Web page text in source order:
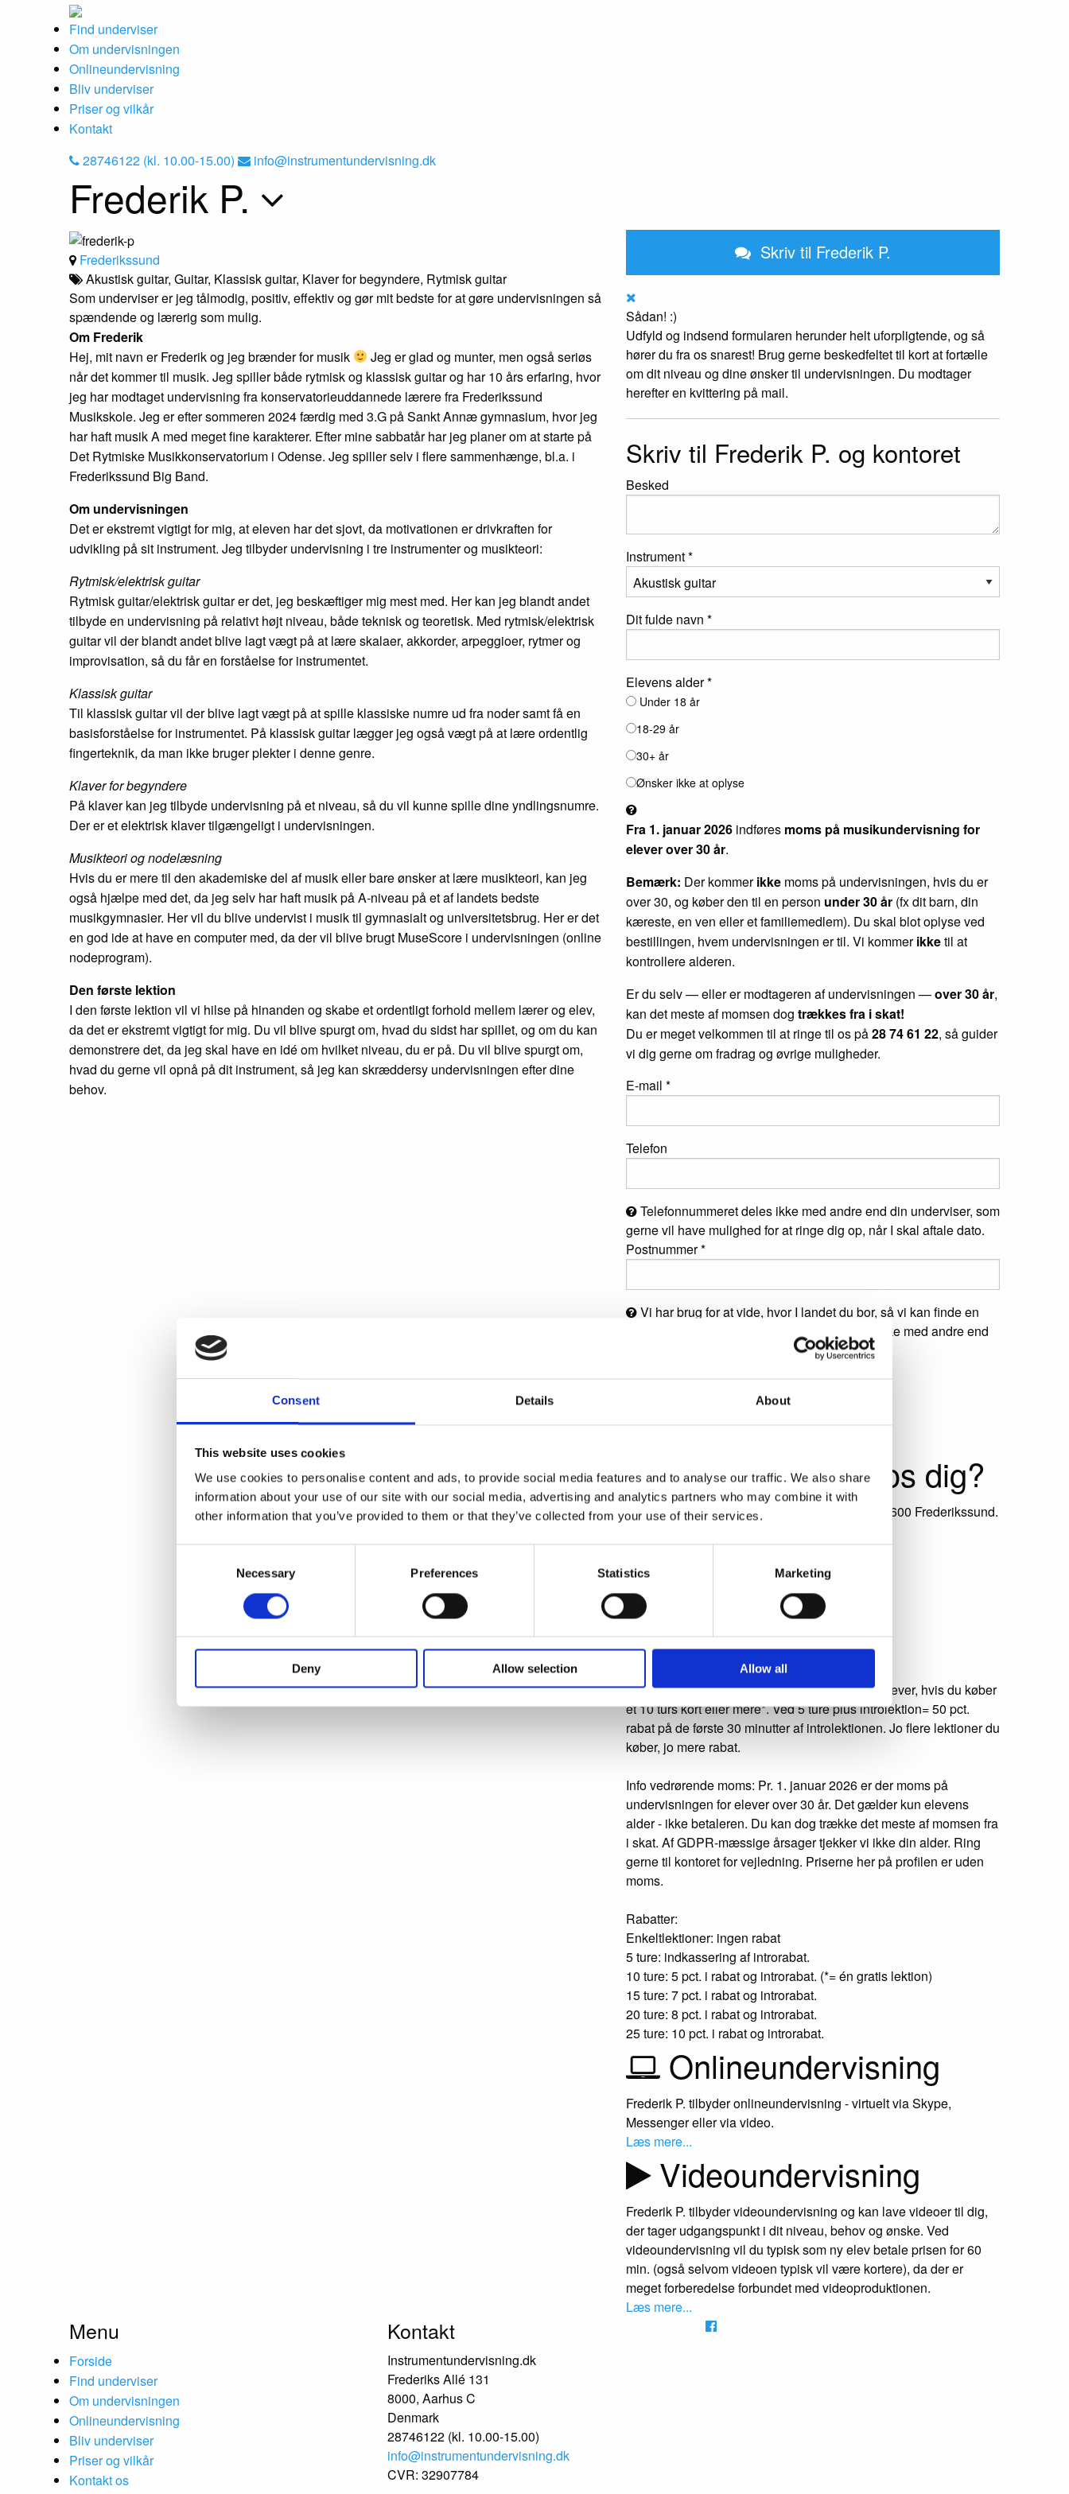
Consent Details About
This website uses cookies
We use cookies to personalise content and ads, to provide social media features and to analyse our traffic. We also share
information about your use of our site with our social media, advertising and analytics partners who may combine it with
other information that you’ve provided to them or that they’ve collected from your use of their services.
Necessary Preferences Statistics Marketing
Deny Allow selection Allow all
Find underviser
Om undervisningen
Onlineundervisning
Bliv underviser
Priser og vilkår
Kontakt
28746122 (kl. 10.00-15.00)
info@instrumentundervisning.dk
Frederik P.
Frederikssund
Akustisk guitar, Guitar, Klassisk guitar, Klaver for begyndere, Rytmisk guitar
Som underviser er jeg tålmodig, positiv, effektiv og gør mit bedste for at gøre undervisningen så
spændende og lærerig som mulig.
Om Frederik
Hej, mit navn er Frederik og jeg brænder for musik
Jeg er glad og munter, men også seriøs
når det kommer til musik. Jeg spiller både rytmisk og klassisk guitar og har 10 års erfaring, hvor
jeg har modtaget undervisning fra konservatorieuddannede lærere fra Frederikssund
Musikskole. Jeg er efter sommeren 2024 færdig med 3.G på Sankt Annæ gymnasium, hvor jeg
har haft musik A med meget fine karakterer. Efter mine sabbatår har jeg planer om at starte på
Det Rytmiske Musikkonservatorium i Odense. Jeg spiller selv i flere sammenhænge, bl.a. i
Frederikssund Big Band.
Om undervisningen
Det er ekstremt vigtigt for mig, at eleven har det sjovt, da motivationen er drivkraften for
udvikling på sit instrument. Jeg tilbyder undervisning i tre instrumenter og musikteori:
Rytmisk/elektrisk guitar
Rytmisk guitar/elektrisk guitar er det, jeg beskæftiger mig mest med. Her kan jeg blandt andet
tilbyde en undervisning på relativt højt niveau, både teknisk og teoretisk. Med rytmisk/elektrisk
guitar vil der blandt andet blive lagt vægt på at lære skalaer, akkorder, arpeggioer, rytmer og
improvisation, så du får en forståelse for instrumentet.
Klassisk guitar
Til klassisk guitar vil der blive lagt vægt på at spille klassiske numre ud fra noder samt få en
basisforståelse for instrumentet. På klassisk guitar lægger jeg også vægt på at lære ordentlig
fingerteknik, da man ikke bruger plekter i denne genre.
Klaver for begyndere
På klaver kan jeg tilbyde undervisning på et niveau, så du vil kunne spille dine yndlingsnumre.
Der er et elektrisk klaver tilgængeligt i undervisningen.
Musikteori og nodelæsning
Hvis du er mere til den akademiske del af musik eller bare ønsker at lære musikteori, kan jeg
også hjælpe med det, da jeg selv har haft musik på A-niveau på et af landets bedste
musikgymnasier. Her vil du blive undervist i musik til gymnasialt og universitetsbrug. Her er det
en god ide at have en computer med, da der vil blive brugt MuseScore i undervisningen (online
nodeprogram).
Den første lektion
I den første lektion vil vi hilse på hinanden og skabe et ordentligt forhold mellem lærer og elev,
da det er ekstremt vigtigt for mig. Du vil blive spurgt om, hvad du sidst har spillet, og om du kan
demonstrere det, da jeg skal have en idé om hvilket niveau, du er på. Du vil blive spurgt om,
hvad du gerne vil opnå på dit instrument, så jeg kan skræddersy undervisningen efter dine
behov.
Skriv til Frederik P.
Sådan! :)
Udfyld og indsend formularen herunder helt uforpligtende, og så
hører du fra os snarest! Brug gerne beskedfeltet til kort at fortælle
om dit niveau og dine ønsker til undervisningen. Du modtager
herefter en kvittering på mail.
Skriv til Frederik P. og kontoret
Besked
Instrument *
Dit fulde navn *
Elevens alder *
Under 18 år
18-29 år
30+ år
Ønsker ikke at oplyse
Fra 1. januar 2026 indføres moms på musikundervisning for
elever over 30 år.
Bemærk: Der kommerikke moms på undervisningen, hvis du er
over 30, og køber den til en person under 30 år (fx dit barn, din
kæreste, en ven eller et familiemedlem). Du skal blot oplyse ved
bestillingen, hvem undervisningen er til. Vi kommerikketil at
kontrollere alderen.
Er du selv — eller er modtageren af undervisningen —over 30 år,
kan det meste af momsen dog trækkes fra i skat!
Du er meget velkommen til at ringe til os på28 74 61 22, så guider
vi dig gerne om fradrag og øvrige muligheder.
E-mail *
Telefon
Telefonnummeret deles ikke med andre end din underviser, som
gerne vil have mulighed for at ringe dig op, når I skal aftale dato.
Postnummer *
Vi har brug for at vide, hvor I landet du bor, så vi kan finde en
underviser tæt på dig. Dit postnummer deles ikke med andre end
*
Underviser også hos dig?
Nej, Frederik underviser på Frederiksborgvej, 3600 Frederikssund.
Priser
30 minutter: 180 kr.
45 minutter: 260 kr.
60 minutter: 325 kr.
Rabatter
Vi giver altid en gratis lektion (30 min.) til nye elever, hvis du køber
et 10 turs kort eller mere*. Ved 5 ture plus introlektion= 50 pct.
rabat på de første 30 minutter af introlektionen. Jo flere lektioner du
køber, jo mere rabat.
Info vedrørende moms: Pr. 1. januar 2026 er der moms på
undervisningen for elever over 30 år. Det gælder kun elevens
alder - ikke betaleren. Du kan dog trække det meste af momsen fra
i skat. Af GDPR-mæssige årsager tjekker vi ikke din alder. Ring
gerne til kontoret for vejledning. Priserne her på profilen er uden
moms.
Rabatter:
Enkeltlektioner: ingen rabat
5 ture: indkassering af introrabat.
10 ture: 5 pct. i rabat og introrabat. (*= én gratis lektion)
15 ture: 7 pct. i rabat og introrabat.
20 ture: 8 pct. i rabat og introrabat.
25 ture: 10 pct. i rabat og introrabat.
Onlineundervisning
Frederik P. tilbyder onlineundervisning - virtuelt via Skype,
Messenger eller via video.
Læs mere...
Videoundervisning
Frederik P. tilbyder videoundervisning og kan lave videoer til dig,
der tager udgangspunkt i dit niveau, behov og ønske. Ved
videoundervisning vil du typisk som ny elev betale prisen for 60
min. (også selvom videoen typisk vil være kortere), da der er
meget forberedelse forbundet med videoproduktionen.
Læs mere...
Menu
Forside
Find underviser
Om undervisningen
Onlineundervisning
Bliv underviser
Priser og vilkår
Kontakt os
Kontakt
Instrumentundervisning.dk
Frederiks Allé 131
8000, Aarhus C
Denmark
28746122 (kl. 10.00-15.00)
info@instrumentundervisning.dk
CVR: 32907784